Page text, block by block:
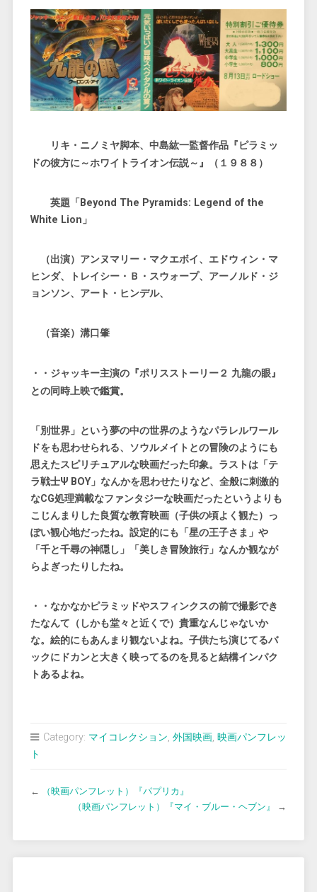
リキ・ニノミヤ脚本、中島紘一監督作品『ピラミッ
ドの彼方に～ホワイトライオン伝説～』（１９８８）
英題「Beyond The Pyramids: Legend of the
White Lion」
（出演）アンヌマリー・マクエボイ、エドウィン・マ
ヒンダ、トレイシー・Ｂ・スウォープ、アーノルド・ジ
ョンソン、アート・ヒンデル、
（音楽）溝口肇
・・ジャッキー主演の『ポリスストーリー２ 九龍の眼』
との同時上映で鑑賞。
「別世界」という夢の中の世界のようなパラレルワール
ドをも思わせられる、ソウルメイトとの冒険のようにも
思えたスピリチュアルな映画だった印象。ラストは「テ
ラ戦士Ψ BOY」なんかを思わせたりなど、全般に刺激的
なCG処理満載なファンタジーな映画だったというよりも
こじんまりした良質な教育映画（子供の頃よく観た）っ
ぽい観心地だったね。設定的にも「星の王子さま」や
「千と千尋の神隠し」「美しき冒険旅行」なんか観なが
らよぎったりしたね。
・・なかなかピラミッドやスフィンクスの前で撮影でき
たなんて（しかも堂々と近くで）貴重なんじゃないか
な。絵的にもあんまり観ないよね。子供たち演じてるバ
ックにドカンと大きく映ってるのを見ると結構インパク
トあるよね。
Category: マイコレクション, 外国映画, 映画パンフレッ
ト
←
（映画パンフレット）『パプリカ』
（映画パンフレット）『マイ・ブルー・ヘブン』
→